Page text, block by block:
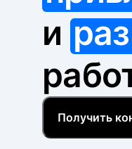
и
Получить